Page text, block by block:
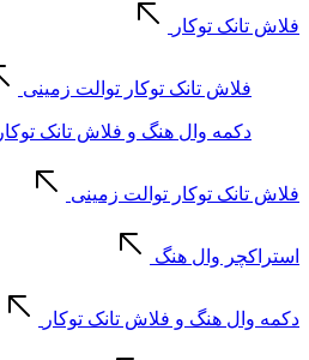
فلاش تانک توکار
فلاش تانک توکار توالت زمینی
دکمه وال هنگ و فلاش تانک توکار
فلاش تانک توکار توالت زمینی
استراکچر وال هنگ
دکمه وال هنگ و فلاش تانک توکار